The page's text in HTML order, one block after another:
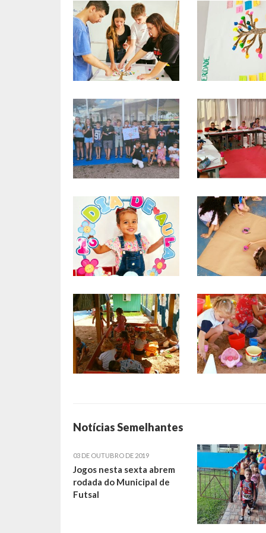
Notícias Semelhantes
03 DE OUTUBRO DE 2019
Jogos nesta sexta abrem
rodada do Municipal de
Futsal